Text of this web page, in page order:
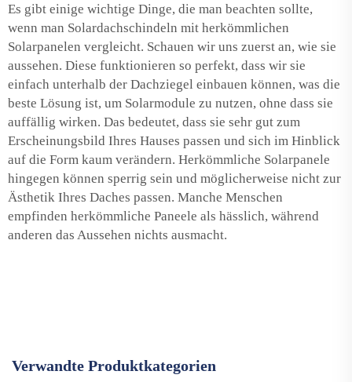
Es gibt einige wichtige Dinge, die man beachten sollte,
wenn man Solardachschindeln mit herkömmlichen
Solarpanelen vergleicht. Schauen wir uns zuerst an, wie sie
aussehen. Diese funktionieren so perfekt, dass wir sie
einfach unterhalb der Dachziegel einbauen können, was die
beste Lösung ist, um Solarmodule zu nutzen, ohne dass sie
auffällig wirken. Das bedeutet, dass sie sehr gut zum
Erscheinungsbild Ihres Hauses passen und sich im Hinblick
auf die Form kaum verändern. Herkömmliche Solarpanele
hingegen können sperrig sein und möglicherweise nicht zur
Ästhetik Ihres Daches passen. Manche Menschen
empfinden herkömmliche Paneele als hässlich, während
anderen das Aussehen nichts ausmacht.
Verwandte Produktkategorien